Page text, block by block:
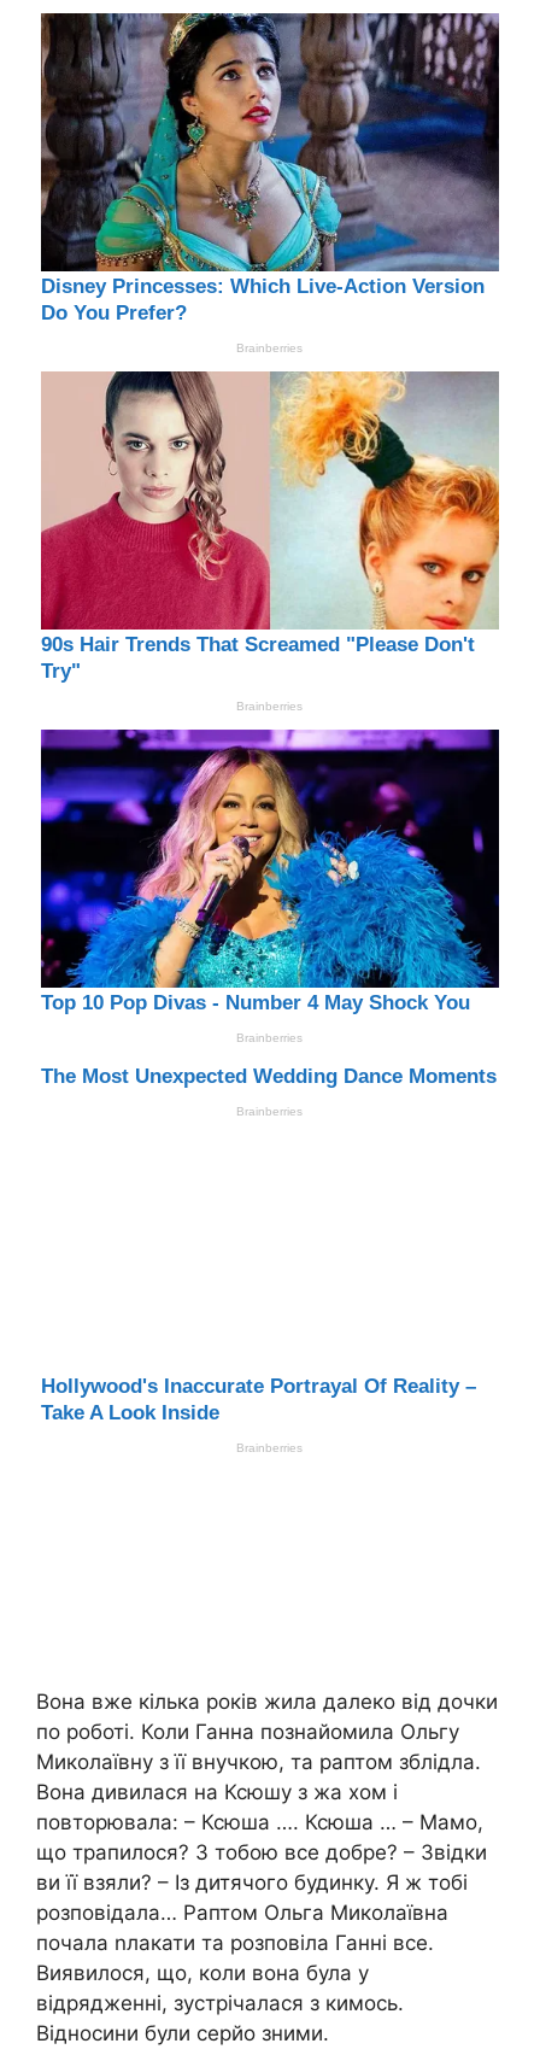
Вона вже кілька років жила далеко від дочки
по роботі. Коли Ганна познайомила Ольгу
Миколаївну з її внучкою, та раптом зблідла.
Вона дивилася на Ксюшу з жа хом і
повторювала: – Ксюша …. Ксюша … – Мамо,
що трапилося? З тобою все добре? – Звідки
ви її взяли? – Із дитячого будинку. Я ж тобі
розповідала… Раптом Ольга Миколаївна
почала nлакати та розповіла Ганні все.
Виявилося, що, коли вона була у
відрядженні, зустрічалася з кимось.
Відносини були серйо зними.